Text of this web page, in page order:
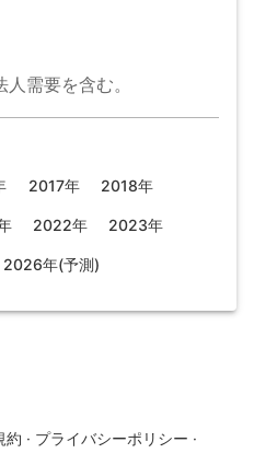
需要を含む。
2017年 2018年
2022年 2023年
2026年(予測)
約 · プライバシーポリシー ·